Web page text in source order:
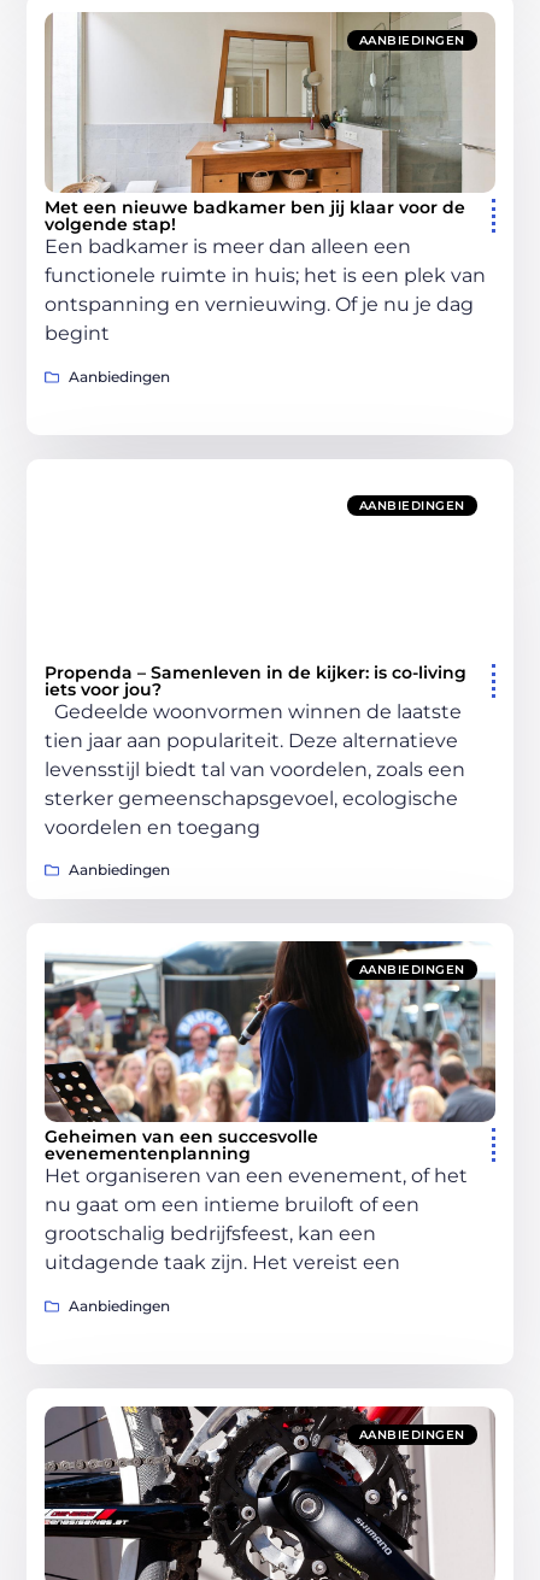
AANBIEDINGEN
Met een nieuwe badkamer ben jij klaar voor de
volgende stap!
Een badkamer is meer dan alleen een
functionele ruimte in huis; het is een plek van
ontspanning en vernieuwing. Of je nu je dag
begint
Aanbiedingen
AANBIEDINGEN
Propenda – Samenleven in de kijker: is co-living
iets voor jou?
Gedeelde woonvormen winnen de laatste
tien jaar aan populariteit. Deze alternatieve
levensstijl biedt tal van voordelen, zoals een
sterker gemeenschapsgevoel, ecologische
voordelen en toegang
Aanbiedingen
AANBIEDINGEN
Geheimen van een succesvolle
evenementenplanning
Het organiseren van een evenement, of het
nu gaat om een intieme bruiloft of een
grootschalig bedrijfsfeest, kan een
uitdagende taak zijn. Het vereist een
Aanbiedingen
AANBIEDINGEN